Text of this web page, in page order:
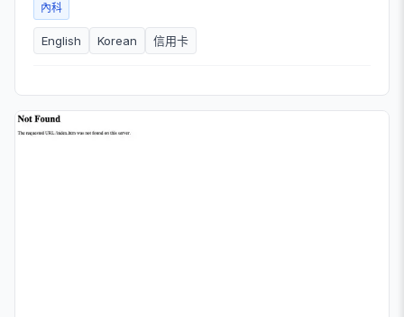
內科
English Korean 信用卡